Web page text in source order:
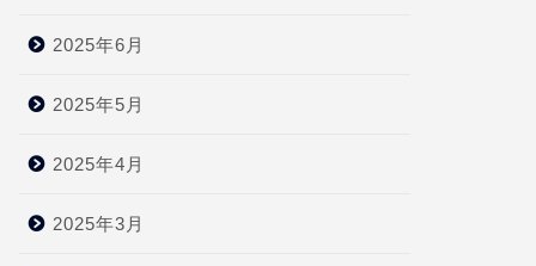
2025年6月
2025年5月
2025年4月
2025年3月